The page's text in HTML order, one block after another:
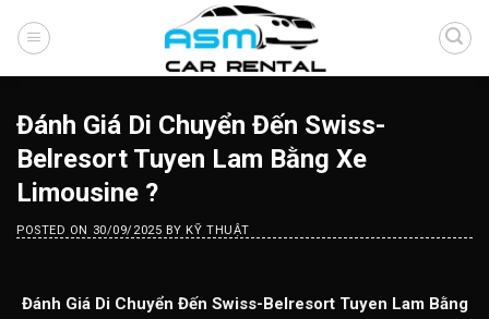
Đánh Giá Di Chuyển Đến Swiss-
Belresort Tuyen Lam Bằng Xe
Limousine ?
POSTED ON 30/09/2025 BY KỸ THUẬT
Đánh Giá Di Chuyển Đến Swiss-Belresort Tuyen Lam Bằng